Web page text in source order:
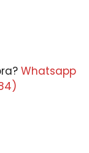
Whatsapp